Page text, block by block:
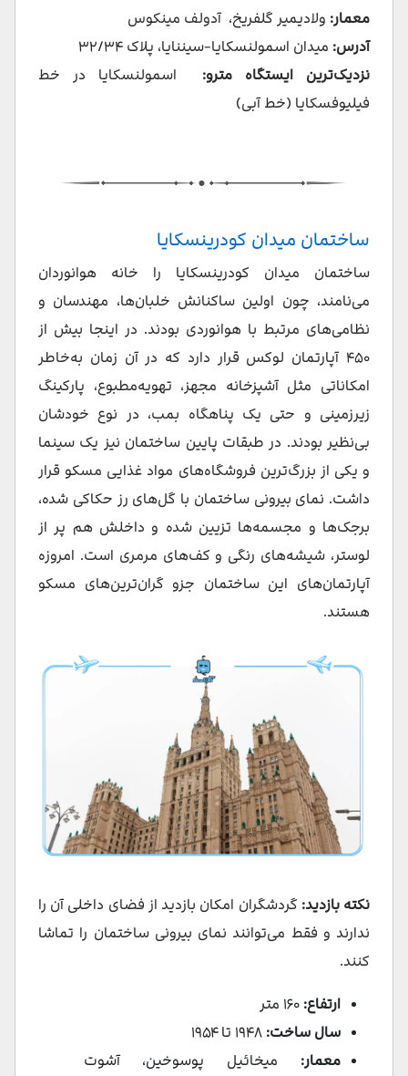
معمار: ولادیمیر گلفریخ، آدولف مینکوس
آدرس: میدان اسمولنسکایا-سیننایا، پلاک ۳۲/۳۴
نزدیک‌ترین ایستگاه مترو: اسمولنسکایا در خط
فیلیوفسکایا (خط آبی)
ساختمان میدان کودرینسکایا
ساختمان میدان کودرینسکایا را خانه هوانوردان
می‌نامند، چون اولین ساکنانش خلبان‌ها، مهندسان و
نظامی‌های مرتبط با هوانوردی بودند. در اینجا بیش از
۴۵۰ آپارتمان لوکس قرار دارد که در آن زمان به‌خاطر
امکاناتی مثل آشپزخانه مجهز، تهویه‌مطبوع، پارکینگ
زیرزمینی و حتی یک پناهگاه بمب، در نوع خودشان
بی‌نظیر بودند. در طبقات پایین ساختمان نیز یک سینما
و یکی از بزرگ‌ترین فروشگاه‌های مواد غذایی مسکو قرار
داشت. نمای بیرونی ساختمان با گل‌های رز حکاکی شده،
برجک‌ها و مجسمه‌ها تزیین شده و داخلش هم پر از
لوستر، شیشه‌های رنگی و کف‌های مرمری است. امروزه
آپارتمان‌های این ساختمان جزو گران‌ترین‌های مسکو
هستند.
نکته بازدید: گردشگران امکان بازدید از فضای داخلی آن را
ندارند و فقط می‌توانند نمای بیرونی ساختمان را تماشا
کنند.
ارتفاع:
سال ساخت:۱۹۴۸ تا ۱۹۵۴
معمار: میخائیل پوسوخین، آشوت